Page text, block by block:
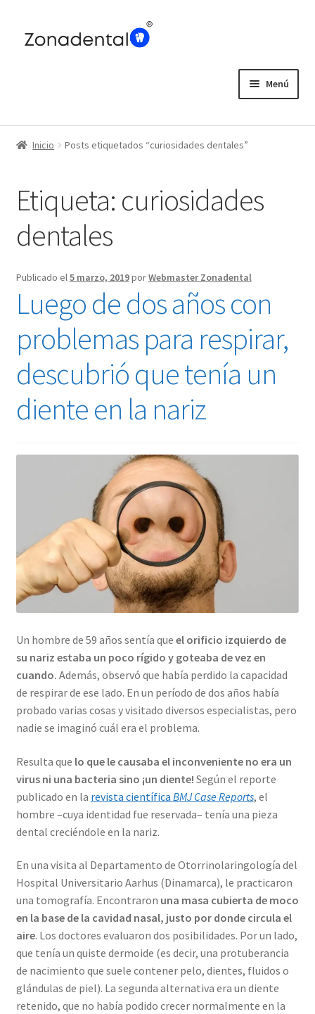
Menú
Inicio Posts etiquetados “curiosidades dentales”
Etiqueta: curiosidades
dentales
Publicado el5 marzo, 2019porWebmaster Zonadental
Luego de dos años con
problemas para respirar,
descubrió que tenía un
diente en la nariz
Un hombre de 59 años sentía que el orificio izquierdo de
su nariz estaba un poco rígido y goteaba de vez en
cuando. Además, observó que había perdido la capacidad
de respirar de ese lado. En un período de dos años había
probado varias cosas y visitado diversos especialistas, pero
nadie se imaginó cuál era el problema.
Resulta que lo que le causaba el inconveniente no era un
virus ni una bacteria sino ¡un diente! Según el reporte
publicado en la revista científica BMJ Case Reports, el
hombre –cuya identidad fue reservada– tenía una pieza
dental creciéndole en la nariz.
En una visita al Departamento de Otorrinolaringología del
Hospital Universitario Aarhus (Dinamarca), le practicaron
una tomografía. Encontraron una masa cubierta de moco
en la base de la cavidad nasal, justo por donde circula el
aire. Los doctores evaluaron dos posibilidades. Por un lado,
que tenía un quiste dermoide (es decir, una protuberancia
de nacimiento que suele contener pelo, dientes, fluidos o
glándulas de piel). La segunda alternativa era un diente
retenido, que no había podido crecer normalmente en la